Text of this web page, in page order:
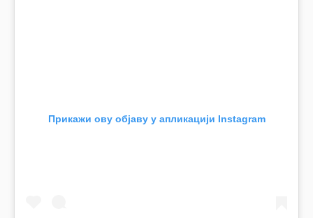
Прикажи ову објаву у апликацији Instagram